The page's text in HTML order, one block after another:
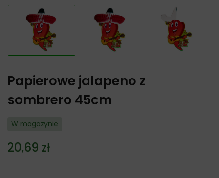
Papierowe jalapeno z
sombrero 45cm
W magazynie
20,69 zł